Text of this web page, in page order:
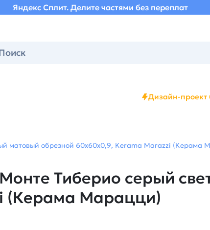
Яндекс Сплит. Делите частями без переплат
Дизайн-проект
матовый обрезной 60x60x0,9, Kerama Marazzi (Керама
Тиберио серый
(Керама Марацци)